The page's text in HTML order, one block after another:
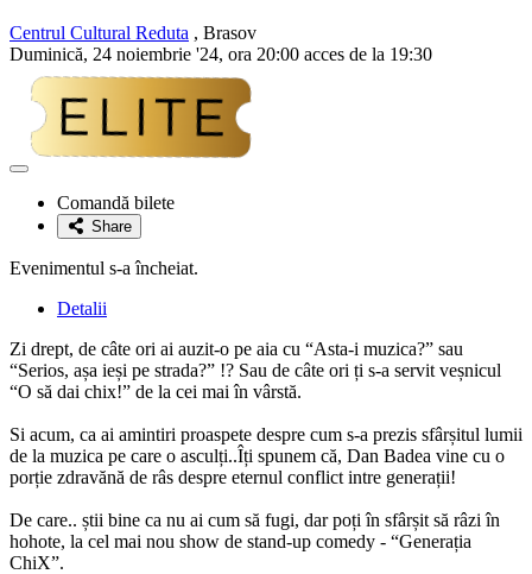
Centrul Cultural Reduta , Brasov
Duminică, 24 noiembrie '24, ora 20:00 acces de la 19:30
Adaugă
favoriteComandă bilete
Share
Evenimentul s-a încheiat.
Detalii
Zi drept, de câte ori ai auzit-o pe aia cu “Asta-i muzica?” sau
“Serios, așa ieși pe strada?” !? Sau de câte ori ți s-a servit veșnicul
“O să dai chix!” de la cei mai în vârstă.
Si acum, ca ai amintiri proaspete despre cum s-a prezis sfârșitul lumii
de la muzica pe care o asculți..Îți spunem că, Dan Badea vine cu o
porție zdravănă de râs despre eternul conflict intre generații!
De care.. știi bine ca nu ai cum să fugi, dar poți în sfârșit să râzi în
hohote, la cel mai nou show de stand-up comedy - “Generația
ChiX”.